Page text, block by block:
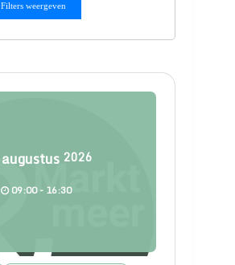
Filters weergeven
augustus 2026
09:00 - 16:30